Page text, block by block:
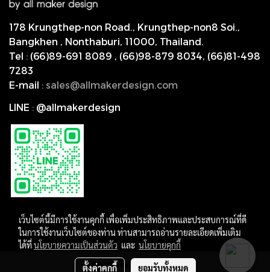
178 Krungthep-non Road., Krungthep-non8 Soi.,
Bangkhen , Nonthaburi, 11000, Thailand.
Tel : (66)89-691 8089 , (66)98-879 8034, (66)81-498
7283
E-mail : sales@allmakerdesign.com
LINE : @allmakerdesign
Copyright by allmakerdesign
เว็บไซต์นี้มีการใช้งานคุกกี้ เพื่อเพิ่มประสิทธิภาพและประสบการณ์ที่ดี
ในการใช้งานเว็บไซต์ของท่าน ท่านสามารถอ่านรายละเอียดเพิ่มเติม
ได้ที่นโยบายความเป็นส่วนตัว และ นโยบายคุกกี้
ตั้งค่าคุกกี้ ยอมรับทั้งหมด